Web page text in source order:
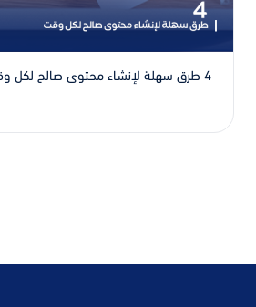
4 طرق سهلة لإنشاء محتوى صالح لكل وقت